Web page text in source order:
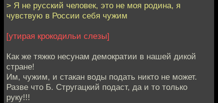
> Я не русский человек, это не моя родина, я
чувствую в России себя чужим
[утирая крокодильи слезы]
Как же тяжко несунам демократии в нашей дикой
стране!
Им, чужим, и стакан воды подать никто не может.
Разве что Б. Стругацкий подаст, да и то только
руку!!!